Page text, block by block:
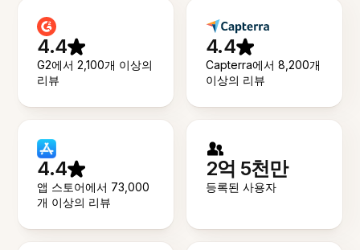
4.4
G2에서 2,100개 이상의
리뷰
4.4
Capterra에서 8,200개
이상의 리뷰
4.4
앱 스토어에서 73,000
개 이상의 리뷰
2억 5천만
등록된 사용자